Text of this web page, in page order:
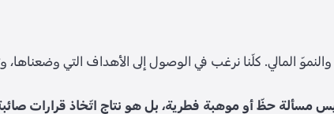
المالي. كلّنا نرغب في الوصول إلى الأهداف التي وضعناها،
مسألة حظّ أو موهبة فطرية، بل هو نتاج اتّخاذ قرارات